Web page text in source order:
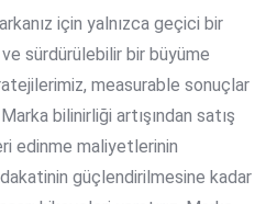
için yalnızca geçici bir
sürdürülebilir bir büyüme
measurable sonuçlar
bilinirliği artışından satış
edinme maliyetlerinin
güçlendirilmesine kadar